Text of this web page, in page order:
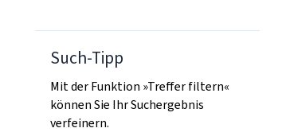
Such-Tipp
Mit der Funktion »Treffer filtern«
können Sie Ihr Suchergebnis
verfeinern.